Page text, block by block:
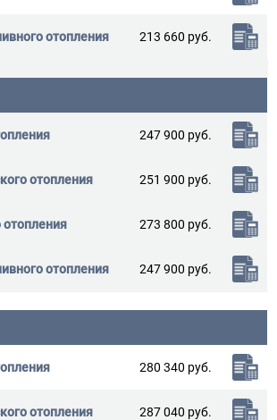
213 660 руб.
247 900 руб.
251 900 руб.
273 800 руб.
247 900 руб.
280 340 руб.
287 040 руб.